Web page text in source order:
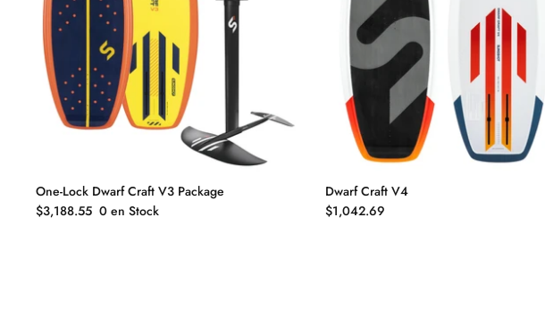
One-Lock Dwarf Craft V3 Package
$3,188.55 0 en Stock
Dwarf Craft V4
$1,042.69